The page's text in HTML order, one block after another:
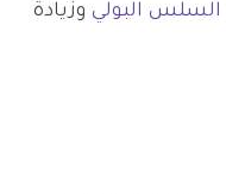
السلس البولي وزيادة